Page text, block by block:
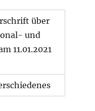
über
und
11.01.2021